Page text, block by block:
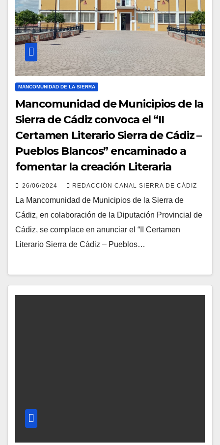
MANCOMUNIDAD DE LA SIERRA
Mancomunidad de Municipios de la
Sierra de Cádiz convoca el “II
Certamen Literario Sierra de Cádiz –
Pueblos Blancos” encaminado a
fomentar la creación Literaria
26/06/2024 REDACCIÓN CANAL SIERRA DE CÁDIZ
La Mancomunidad de Municipios de la Sierra de
Cádiz, en colaboración de la Diputación Provincial de
Cádiz, se complace en anunciar el “II Certamen
Literario Sierra de Cádiz – Pueblos…